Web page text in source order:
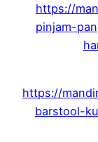
https://
pinjam-
https://
barstool-